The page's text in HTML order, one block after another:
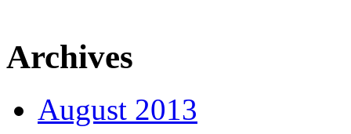
Archives
August 2013